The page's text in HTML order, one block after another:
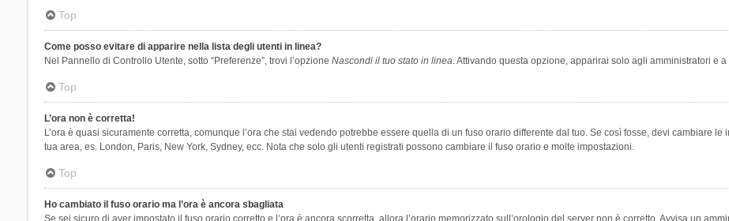
Top
Come posso evitare di apparire nella lista degli utenti in linea?
Nel Pannello di Controllo Utente, sotto “Preferenze”, trovi l’opzione Nascondi il tuo stato in linea. Attivando questa opzione, apparirai solo agli amministratori e
Top
L’ora non è corretta!
L’ora è quasi sicuramente corretta, comunque l’ora che stai vedendo potrebbe essere quella di un fuso orario differente dal tuo. Se così fosse, devi cambiare
tua area, es. London, Paris, New York, Sydney, ecc. Nota che solo gli utenti registrati possono cambiare il fuso orario e molte impostazioni.
Top
Ho cambiato il fuso orario ma l’ora è ancora sbagliata
Se sei sicuro di aver impostato il fuso orario corretto e l’ora è ancora scorretta, allora l’orario memorizzato sull’orologio del server non è corretto. Avvisa un